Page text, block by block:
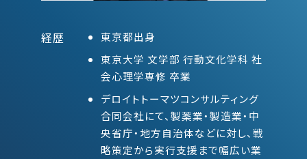
経歴
東京都出身
東京大学 文学部 行動文化学科 社
会心理学専修 卒業
デロイトトーマツコンサルティング
合同会社にて、製薬業・製造業・中
央省庁・地方自治体などに対し、戦
略策定から実行支援まで幅広い業